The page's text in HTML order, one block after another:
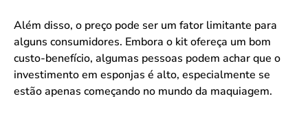
Além disso, o preço pode ser um fator limitante para
alguns consumidores. Embora o kit ofereça um bom
custo-benefício, algumas pessoas podem achar que o
investimento em esponjas é alto, especialmente se
estão apenas começando no mundo da maquiagem.